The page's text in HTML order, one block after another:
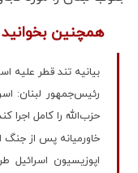
همچنین بخوانید
بیانیه تند قطر علیه
رئیس‌جمهور لبنان:
حزب‌الله را کامل اجرا
خاورمیانه پس از جنگ
اپوزیسیون اسرائیل